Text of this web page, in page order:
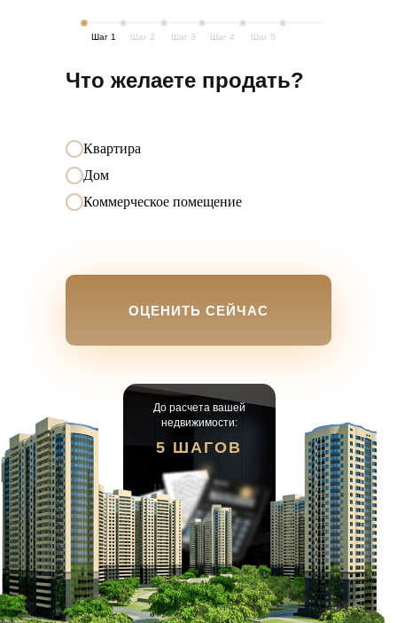
Что желаете продать?
Шаг 1 Шаг 2 Шаг 3 Шаг 4 Шаг 5
До расчета вашей
недвижимости:
5 ШАГОВ
ОЦЕНИТЬ СЕЙЧАС
Квартира
Дом
Коммерческое помещение
Профессиональная подача объекта
она выделялась в ленте. Продающее
описание, правильные ракурсы,
акценты на планировку и район.
Объявление работает — а не просто
База покупателей с 2010 года
В CRM-системе — тысячи активных заявок
подборку покупателям, которые уже ищут
именно такой вариант. Часть сделок
закрывается до публикации объявления.
03
Все площадки, а не одна
Размещаем на realt.by, kufar.by,
domovita.by, международных порталах —
одновременно. Вам не нужно вести 5
аккаунтов и отвечать на десятки звонков.